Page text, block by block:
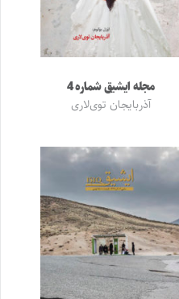
مجله ایشیق شماره 4
آذربایجان توی‌لاری